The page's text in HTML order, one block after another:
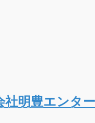
社明豊エンタ